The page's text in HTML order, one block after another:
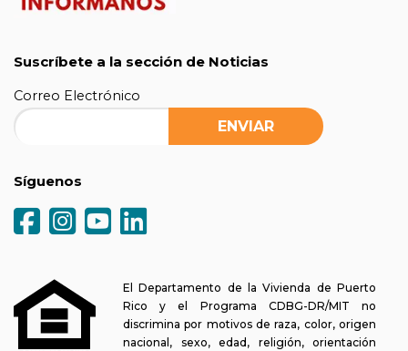
Suscríbete a la sección de Noticias
Correo Electrónico
Síguenos
El Departamento de la Vivienda de Puerto
Rico y el Programa CDBG-DR/MIT no
discrimina por motivos de raza, color, origen
nacional, sexo, edad, religión, orientación